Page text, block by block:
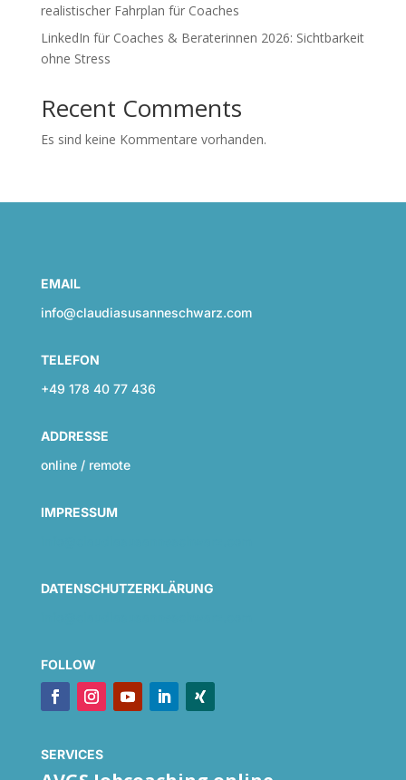
realistischer Fahrplan für Coaches
LinkedIn für Coaches & Beraterinnen 2026: Sichtbarkeit
ohne Stress
Recent Comments
Es sind keine Kommentare vorhanden.
EMAIL
info@claudiasusanneschwarz.com
TELEFON
+49 178 40 77 436
ADDRESSE
online / remote
IMPRESSUM
DATENSCHUTZERKLÄRUNG
FOLLOW
SERVICES